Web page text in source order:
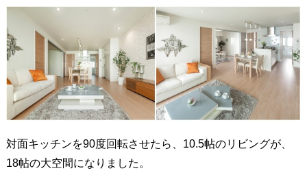
対面キッチンを90度回転させたら、10.5帖のリビングが、
18帖の大空間になりました。